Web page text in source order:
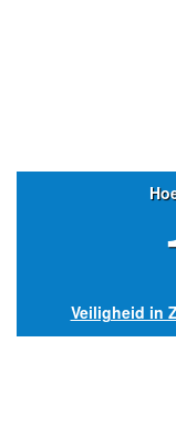
Veiligheid in